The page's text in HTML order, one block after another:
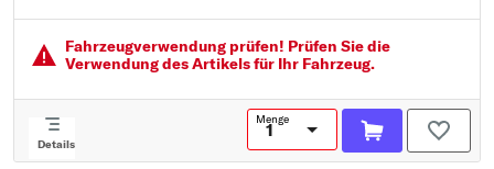
Fördermenge [l/h]: 90
Einspritzsystem: MPI (MultiPoint)
Fahrzeugver­wendung prüfen! Prüfen Sie die
Verwendung des Artikels für Ihr Fahrzeug.
Details
Menge